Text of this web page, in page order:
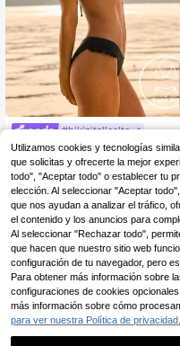
#bikinitallealto
Almacén UE Aralina Conjunto de
ni triángulo con volantes de
s de estilo occidental para
nes de verano en la playa, con bols
a de natación
(1000+)
11 ,38€
Utilizamos cookies y tecnologías
que solicitas y ofrecerte la mejor
todo", "Aceptar todo" o establecer tu
elección. Al seleccionar "Aceptar
que nos ayudan a analizar el tráfico,
el contenido y los anuncios para
Al seleccionar "Rechazar todo",
que hacen que nuestro sitio web
configuración de tu navegador, pero
Para obtener más información sobre
configuraciones de cookies
más información sobre cómo
para ver nuestra Política de privacidad.